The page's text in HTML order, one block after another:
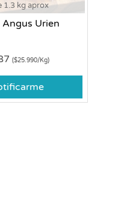
1.3 kg aprox
Urien
($25.990/Kg)